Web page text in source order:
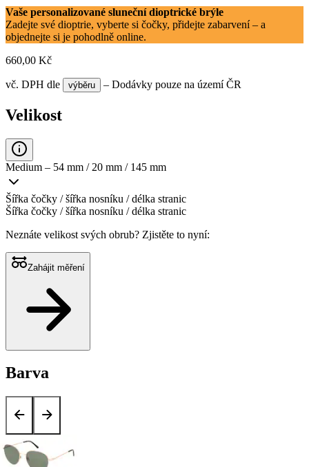
Vaše personalizované sluneční dioptrické brýle
Zadejte své dioptrie, vyberte si čočky, přidejte zabarvení – a
objednejte si je pohodlně online.
660,00 Kč
vč. DPH dle výběru – Dodávky pouze na území ČR
Velikost
Medium – 54 mm / 20 mm / 145 mm
Šířka čočky / šířka nosníku / délka stranic
Šířka čočky / šířka nosníku / délka stranic
Neznáte velikost svých obrub? Zjistěte to nyní:
Zahájit měření
Barva